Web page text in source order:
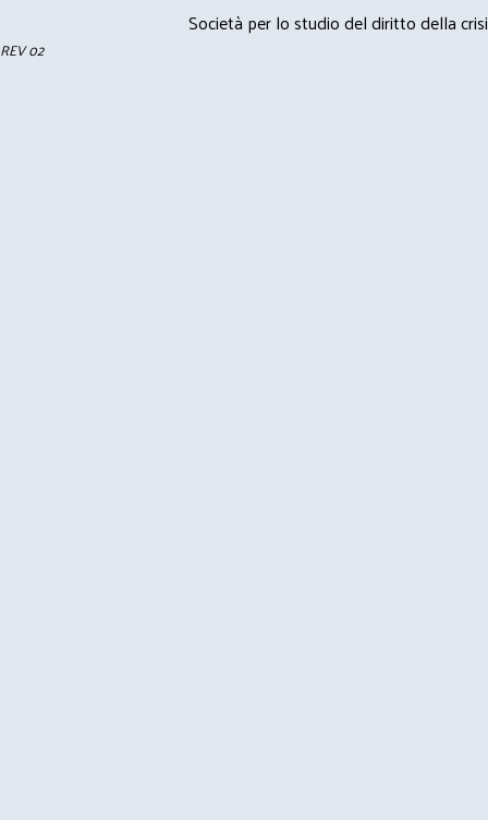
Società per lo studio del diritto della crisi
REV 02